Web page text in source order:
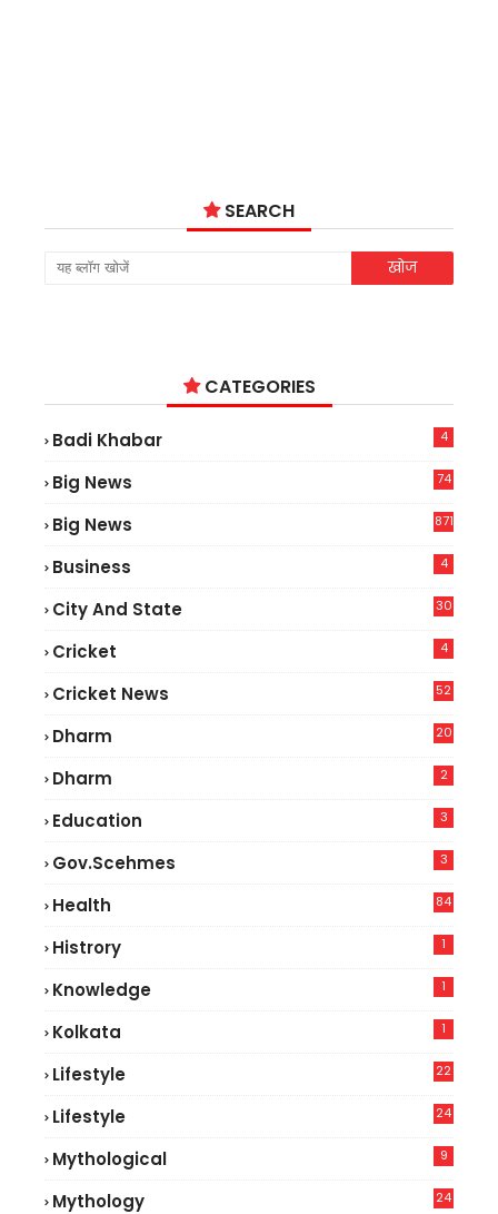
SEARCH
CATEGORIES
Badi Khabar 4
Big News
74
Big News 871
Business 4
City And State 30
Cricket 4
Cricket News
52
Dharm 20
Dharm 2
Education 3
Gov.scehmes 3
Health
84
Histrory 1
Knowledge 1
Kolkata 1
Lifestyle
22
Lifestyle
24
Mythological 9
Mythology 24